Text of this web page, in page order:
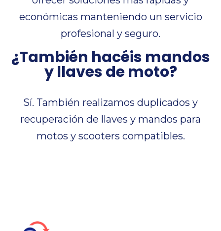
económicas manteniendo un servicio
profesional y seguro.
¿También hacéis mandos
y llaves de moto?
Sí. También realizamos duplicados y
recuperación de llaves y mandos para
motos y scooters compatibles.